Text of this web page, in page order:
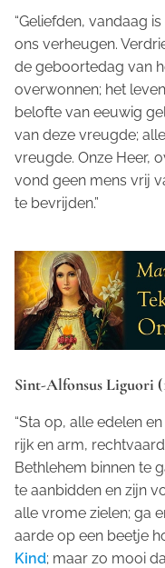
“Geliefden, vandaag
ons verheugen.
de geboortedag van
overwonnen; het
belofte van eeuwig
van deze vreugde;
vreugde. Onze Heer,
vond geen mens vrij
te bevrijden.”
Sint-Alfonsus Liguori
“Sta op, alle edelen
rijk en arm,
Bethlehem binnen te
te aanbidden en zijn
alle vrome zielen; ga
aarde op een beetje
Kind; maar zo mooi